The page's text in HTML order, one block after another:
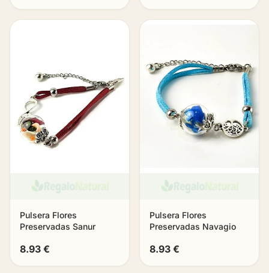
Pulsera Flores
Preservadas Sanur
8.93 €
Pulsera Flores
Preservadas Navagio
8.93 €